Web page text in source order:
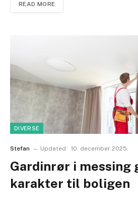
READ MORE
DIVERSE
Stefan Updated: 10. december 2025
Gardinrør i messing
karakter til boligen